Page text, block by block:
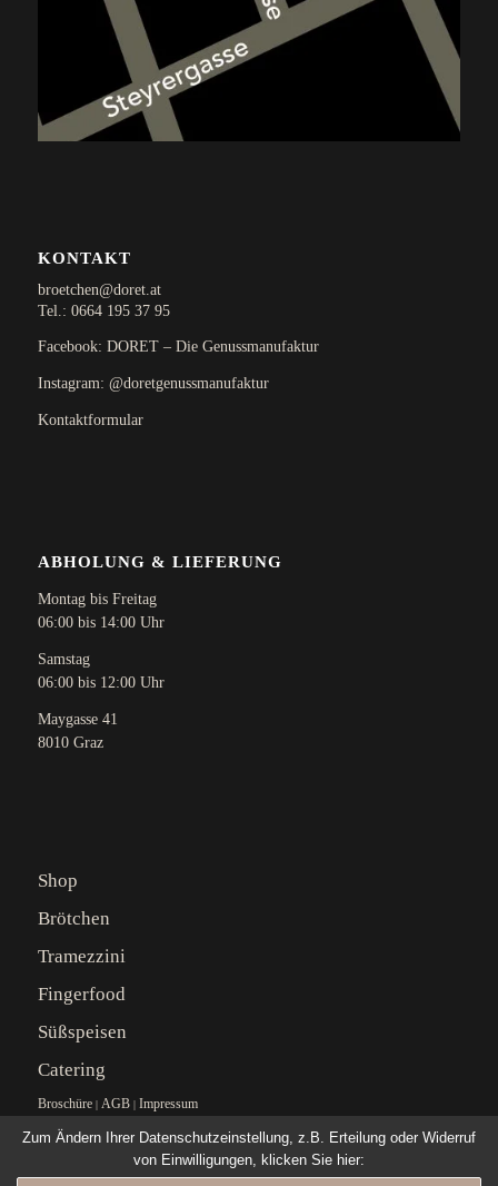
KONTAKT
broetchen@doret.at
Tel.: 0664 195 37 95
Facebook: DORET – Die Genussmanufaktur
Instagram: @doretgenussmanufaktur
Kontaktformular
ABHOLUNG & LIEFERUNG
Montag bis Freitag
06:00 bis 14:00 Uhr
Samstag
06:00 bis 12:00 Uhr
Maygasse 41
8010 Graz
Shop
Brötchen
Tramezzini
Fingerfood
Süßspeisen
Catering
Broschüre| AGB| Impressum
Zum Ändern Ihrer Datenschutzeinstellung, z.B. Erteilung oder Widerruf
von Einwilligungen, klicken Sie hier: